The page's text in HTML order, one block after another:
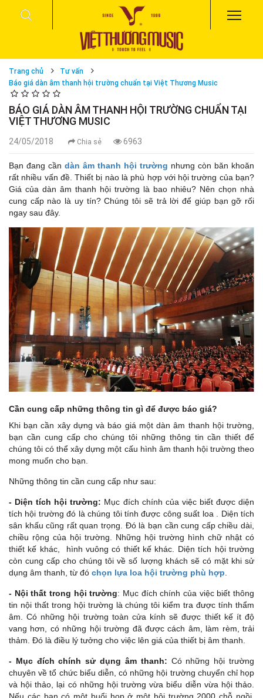
Trang chủ
Tư vấn
Báo giá dàn âm thanh hội trường chuẩn tại Việt Thương Music
BÁO GIÁ DÀN ÂM THANH HỘI TRƯỜNG CHUẨN TẠI
VIỆT THƯƠNG MUSIC
24/05/2018 Chia sẻ 6963
Bạn đang cần dàn âm thanh hội trường nhưng còn băn khoăn
rất nhiều vấn đề. Thiết bị nào là phù hợp với hội trường của bạn?
Giá của dàn âm thanh hội trường là bao nhiêu? Nên chọn nhà
cung cấp nào là uy tín? Chúng tôi sẽ trả lời để giúp bạn gỡ rối
ngay sau đây.
Cần cung cấp những thông tin gì để được báo giá?
Khi bạn cần xây dựng và báo giá một dàn âm thanh hội trường,
bạn cần cung cấp cho chúng tôi những thông tin cần thiết để
chúng tôi có thể xây dựng một cấu hình âm thanh hội trường theo
mong muốn cho bạn.
Những thông tin cần cung cấp như sau:
- Diện tích hội trường: Mục đích chính của việc biết được diện
tích hội trường đó là chúng tôi tính được công suất loa . Diện tích
sân khấu cũng rất quan trọng. Đó là bạn cần cung cấp chiều dài,
chiều rộng của hội trường. Những hội trường hình chữ nhật có
thiết kế khác, hình vuông có thiết kế khác. Diện tích hội trường
còn cung cấp cho chúng tôi về số lượng khách sẽ có mặt khi sử
dụng âm thanh, từ đó chọn lựa loa hội trường phù hợp
- Nội thất trong hội trường: Mục đích chính của việc biết thông
tin nội thất trong hội trường là chúng tôi kiểm tra được tính thẩm
âm. Có những hội trường toàn cửa kính sẽ được thiết kế ít độ
vang hơn, có những hội trường đã được cách âm, làm rèm, trải
thảm. Đó là điều lý tưởng cho việc lên giá của thiết bị âm thanh.
- Mục đích chính sử dụng âm thanh: Có những hội trường
chuyên về tổ chức biểu diễn, có những hội trường chuyển chỉ họp
và hội thảo, lại có những hội trường vừa biểu diễn vừa hội thảo.
Nếu các bạn có một buổi họp ở một hội trường 2000 chỗ ngồi,